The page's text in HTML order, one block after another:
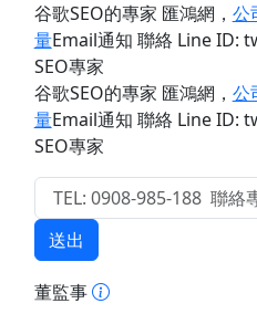
谷歌SEO的專家 匯鴻網 ， 公
量Email通知 聯絡 Line ID:
SEO專家
谷歌SEO的專家 匯鴻網 ， 公
量Email通知 聯絡 Line ID:
SEO專家
送出
董監事